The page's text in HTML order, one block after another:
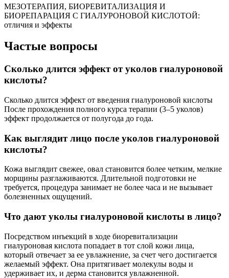
МЕЗОТЕРАПИЯ, БИОРЕВИТАЛИЗАЦИЯ И
БИОРЕПАРАЦИЯ С ГИАЛУРОНОВОЙ КИСЛОТОЙ:
отличия и эффекты
Частые вопросы
Сколько длится эффект от уколов гиалуроновой
кислоты?
Сколько длится эффект от введения гиалуроновой кислоты
После прохождения полного курса терапии (3–5 уколов)
эффект продолжается от полугода до года.
Как выглядит лицо после уколов гиалуроновой
кислоты?
Кожа выглядит свежее, овал становится более четким, мелкие
морщины разглаживаются. Длительной подготовки не
требуется, процедура занимает не более часа и не вызывает
болезненных ощущений.
Что дают уколы гиалуроновой кислоты в лицо?
Посредством инъекций в ходе биоревитализации
гиалуроновая кислота попадает в тот слой кожи лица,
который отвечает за ее увлажнение, за счет чего достигается
желаемый эффект. Она притягивает молекулы воды и
удерживает их, и дерма становится увлажненной.